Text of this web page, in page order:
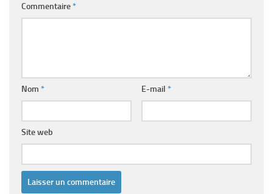
Commentaire*
Nom * E-mail *
Site web